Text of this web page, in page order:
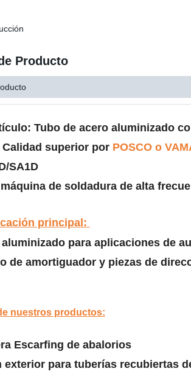
Producto
Tubo de acero aluminizado
superior porPOSCO o
SA1D
de soldadura de alta
principal:
para aplicaciones de
de amortiguador y piezas de
nuestros productos:
Escarfing de abalorios
exterior para tuberías recubiertas